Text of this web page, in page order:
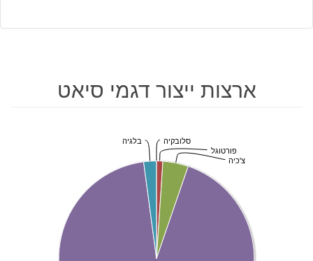
ארצות ייצור דגמי סיאט
סלובקיה
פורטוגל
צ'כיה
בלגיה